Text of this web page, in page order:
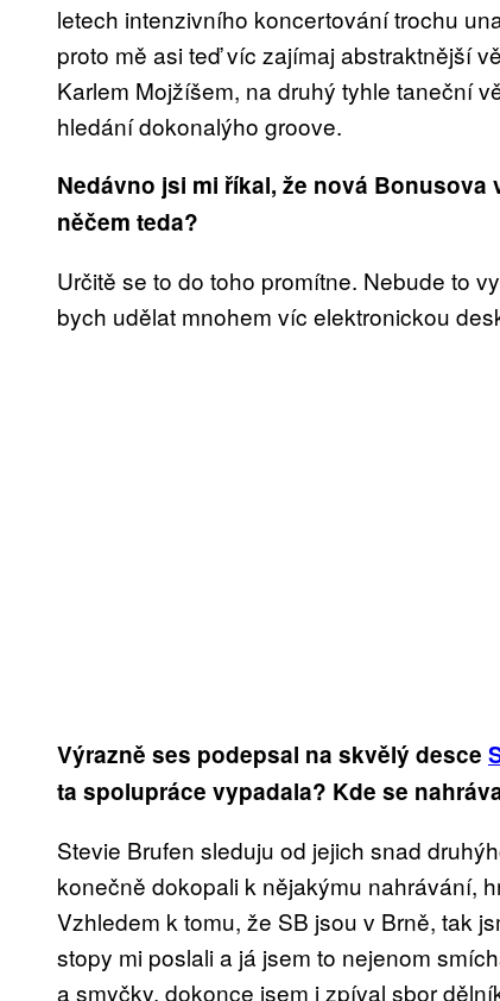
letech intenzivního koncertování trochu
proto mě asi teď víc zajímaj abstraktnější
Karlem Mojžíšem, na druhý tyhle taneční
hledání dokonalýho groove.
Nedávno jsi mi říkal, že nová
něčem teda?
Určitě se to do toho promítne. Nebude to
bych udělat mnohem víc elektronickou
Výrazně ses podepsal na skvělý desce
ta spolupráce vypadala? Kde se
Stevie Brufen sleduju od jejich snad
konečně dokopali k nějakýmu nahrávání,
Vzhledem k tomu, že SB jsou v Brně, tak
stopy mi poslali a já jsem to nejenom
a smyčky, dokonce jsem i zpíval sbor